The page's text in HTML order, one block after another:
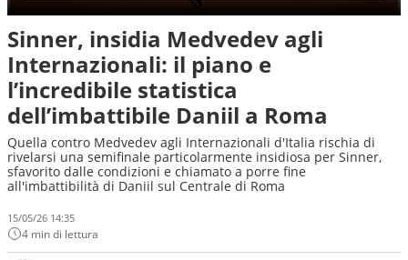
Sinner, insidia Medvedev agli
Internazionali: il piano e
l’incredibile statistica
dell’imbattibile Daniil a Roma
Quella contro Medvedev agli Internazionali d'Italia rischia di
rivelarsi una semifinale particolarmente insidiosa per Sinner,
sfavorito dalle condizioni e chiamato a porre fine
all'imbattibilità di Daniil sul Centrale di Roma
15/05/26 14:35
4 min di lettura